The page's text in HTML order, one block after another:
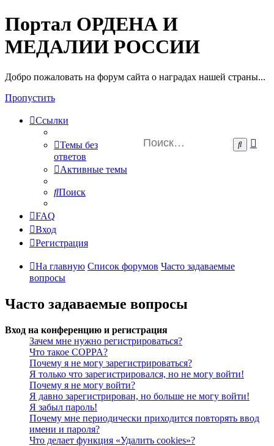
Портал ОРДЕНА И
МЕДАЛИИ РОССИИ
Добро пожаловать на форум сайта о наградах нашей страны...
Пропустить
Поиск
Ссылки
Темы без
ответов
Активные темы
Поиск
FAQ
Вход
Регистрация
На главную Список форумов Часто задаваемые
вопросы
Часто задаваемые вопросы
Вход на конференцию и регистрация
Зачем мне нужно регистрироваться?
Что такое COPPA?
Почему я не могу зарегистрироваться?
Я только что зарегистрировался, но не могу войти!
Почему я не могу войти?
Я давно зарегистрирован, но больше не могу войти!
Я забыл пароль!
Почему мне периодически приходится повторять ввод
имени и пароля?
Что делает функция «Удалить cookies»?